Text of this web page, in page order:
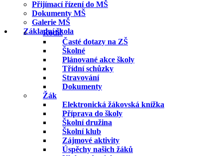
Přijímací řízení do MŠ
Dokumenty MŠ
Galerie MŠ
Základní škola
Rodič
Časté dotazy na ZŠ
Školné
Plánované akce školy
Třídní schůzky
Stravování
Dokumenty
Žák
Elektronická žákovská knížka
Příprava do školy
Školní družina
Školní klub
Zájmové aktivity
Úspěchy našich žáků